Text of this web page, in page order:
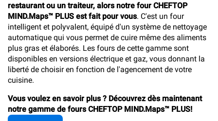
restaurant ou un traiteur, alors notre four CHEFTOP
MIND.Maps™ PLUS est fait pour vous. C'est un four
intelligent et polyvalent, équipé d'un système de nettoyage
automatique qui vous permet de cuire même des aliments
plus gras et élaborés. Les fours de cette gamme sont
disponibles en versions électrique et gaz, vous donnant la
liberté de choisir en fonction de l'agencement de votre
cuisine.
Vous voulez en savoir plus ? Découvrez dès maintenant
notre gamme de fours CHEFTOP MIND.Maps™ PLUS!